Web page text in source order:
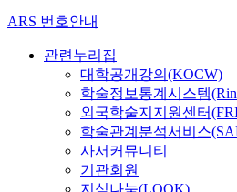
ARS 번호안내
관련누리집
대학공개강의(KOCW)
학술정보통계시스템
외국학술지지원센터
학술관계분석서비스
사서커뮤니티
기관회원